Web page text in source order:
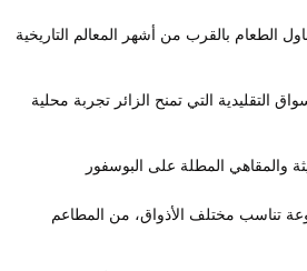
الطعام بالقرب من أشهر المعالم التاريخية
التقليدية التي تمنح الزائر تجربة محلية
تناسب مختلف الأذواق، من المطاعم